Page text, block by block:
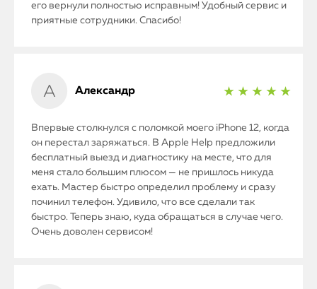
его вернули полностью исправным! Удобный сервис и
приятные сотрудники. Спасибо!
Александр ★ ★ ★ ★ ★
Впервые столкнулся с поломкой моего iPhone 12, когда
он перестал заряжаться. В Apple Help предложили
бесплатный выезд и диагностику на месте, что для
меня стало большим плюсом — не пришлось никуда
ехать. Мастер быстро определил проблему и сразу
починил телефон. Удивило, что все сделали так
быстро. Теперь знаю, куда обращаться в случае чего.
Очень доволен сервисом!